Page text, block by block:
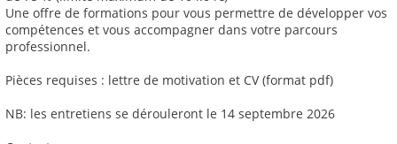
Une offre de formations pour vous permettre de développer vos
compétences et vous accompagner dans votre parcours
professionnel.
Pièces requises : lettre de motivation et CV (format pdf)
NB: les entretiens se dérouleront le 14 septembre 2026